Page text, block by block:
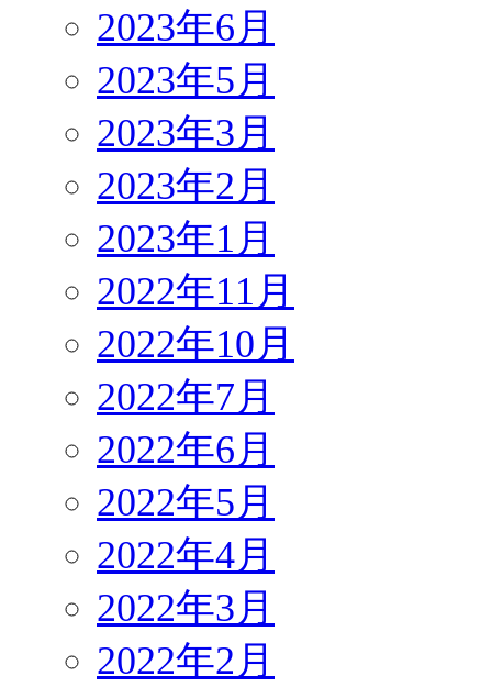
2023年6月
2023年5月
2023年3月
2023年2月
2023年1月
2022年11月
2022年10月
2022年7月
2022年6月
2022年5月
2022年4月
2022年3月
2022年2月